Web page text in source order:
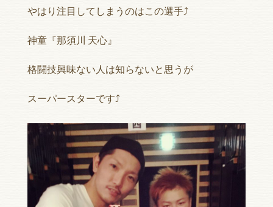
やはり注目してしまうのはこの選手⤴︎
神童『那須川 天心』
格闘技興味ない人は知らないと思うが
スーパースターです⤴︎